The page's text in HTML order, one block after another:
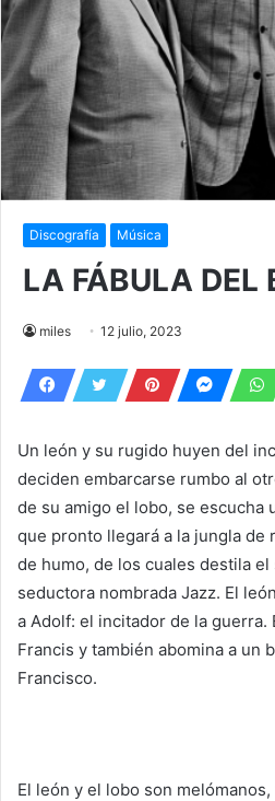
Discografía Música
LA FÁBULA DEL
miles 12 julio, 2023
Un león y su rugido huyen del
deciden embarcarse rumbo al
de su amigo el lobo, se escucha
que pronto llegará a la jungla de
de humo, de los cuales destila
seductora nombrada Jazz. El
a Adolf: el incitador de la guerra.
Francis y también abomina a un
Francisco.
El león y el lobo son